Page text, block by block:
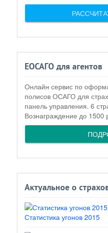
ЕОСАГО для агентов
Онлайн сервис по
полисов ОСАГО для
панель управления. 6
Вознаграждение до 1500
Актуальное о
Статистика угонов 2015